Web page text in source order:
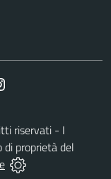
riservati - I
proprietà del